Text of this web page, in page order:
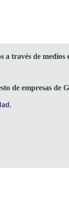
través de medios
de empresas de